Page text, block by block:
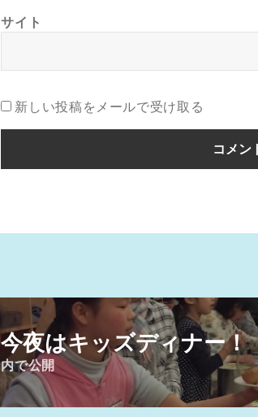
サイト
新しい投稿をメールで受け取る
今夜はキッズディナー！
内で公開